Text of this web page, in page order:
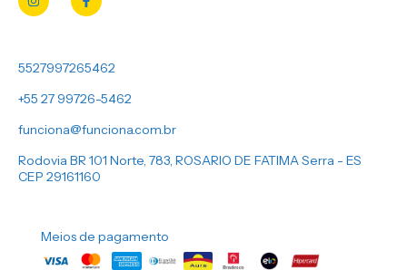
5527997265462
+55 27 99726-5462
funciona@funciona.com.br
Rodovia BR 101 Norte, 783, ROSARIO DE FATIMA Serra - ES
CEP 29161160
Meios de pagamento